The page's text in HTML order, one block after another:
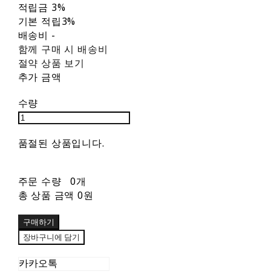
적립금 3%
기본 적립3%
배송비 -
함께 구매 시 배송비
절약 상품 보기
추가 금액
수량
품절된 상품입니다.
주문 수량
0개
총 상품 금액 0원
구매하기
장바구니에 담기
카카오톡